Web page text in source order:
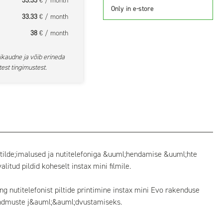
Only in e-store
33.33€ / month
38€ / month
ja võib erineda
tingimustest.
ja nutitelefoniga &uuml;hendamise &uuml;hte
pildid koheselt instax mini filmile.
nutitelefonist piltide printimine instax mini Evo rakenduse
j&auml;&auml;dvustamiseks.